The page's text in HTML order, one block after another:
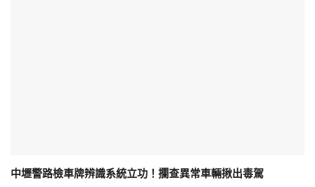
中壢警路檢車牌辨識系統立功！攔查異常車輛揪出毒駕